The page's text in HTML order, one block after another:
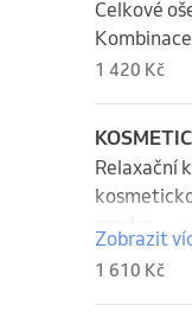
Celkové
1 420 Kč
Relaxační
maska.
Zobrazit
1 610 Kč